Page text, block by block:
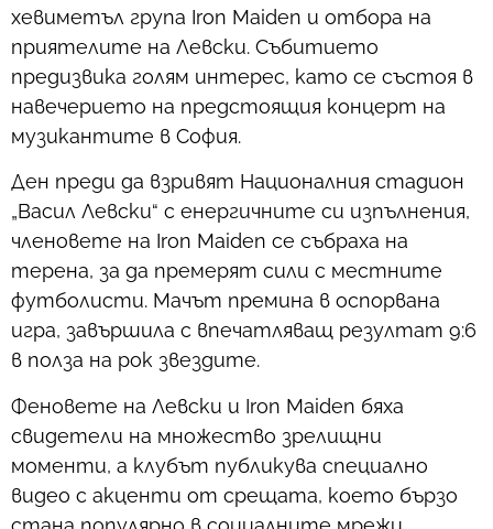
хевиметъл група Iron Maiden и отбора на
приятелите на Левски. Събитието
предизвика голям интерес, като се състоя в
навечерието на предстоящия концерт на
музикантите в София.
Ден преди да взривят Националния стадион
„Васил Левски“ с енергичните си изпълнения,
членовете на Iron Maiden се събраха на
терена, за да премерят сили с местните
футболисти. Мачът премина в оспорвана
игра, завършила с впечатляващ резултат 9:6
в полза на рок звездите.
Феновете на Левски и Iron Maiden бяха
свидетели на множество зрелищни
моменти, а клубът публикува специално
видео с акценти от срещата, което бързо